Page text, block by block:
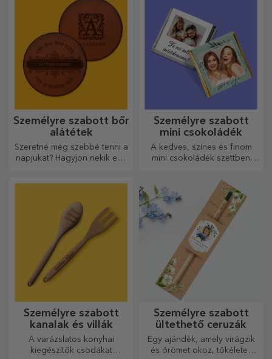
kölcsönöznek a konyhának.
Személyre szabott bőr
alátétek
Szeretné még szebbé tenni a
napjukat? Hagyjon nekik egy
Személyre szabott
mini csokoládék
A kedves, színes és finom
mini csokoládék szettben
és tökéletes ajándékok
minden csokoládérajongó
számára.
Személyre szabott
kanalak és villák
A varázslatos konyhai
kiegészítők csodákat
Személyre szabott
ültethető ceruzák
Egy ajándék, amely virágzik
és örömet okoz, tökéletes